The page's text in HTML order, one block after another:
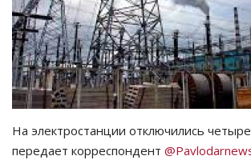
РАЗВЛЕЧЕНИЯ
OFFICIAL
Курултай
Язык
На электростанции отключились
передает корреспондент